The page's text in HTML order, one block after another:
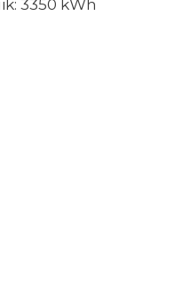
3350 kWh